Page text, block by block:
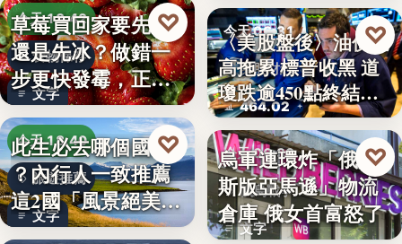
今天 18:42
食物保存
文字
草莓買回家要先洗
還是先冰？做錯一
步更快發霉，正確
保存方式…
♡
今天 18:40
旅遊推薦
文字
此生必去哪個國家
？內行人一致推薦
這2國「風景絕美、
美食好…
♡
今天 06:31
美股財經
464.02
〈美股盤後〉油價走
高拖累 標普收黑 道
瓊跌逾450點終結…
♡
今天 06:30
俄烏戰爭
文字
烏軍連環炸「俄羅
斯版亞馬遜」物流
倉庫 俄女首富怒了
♡